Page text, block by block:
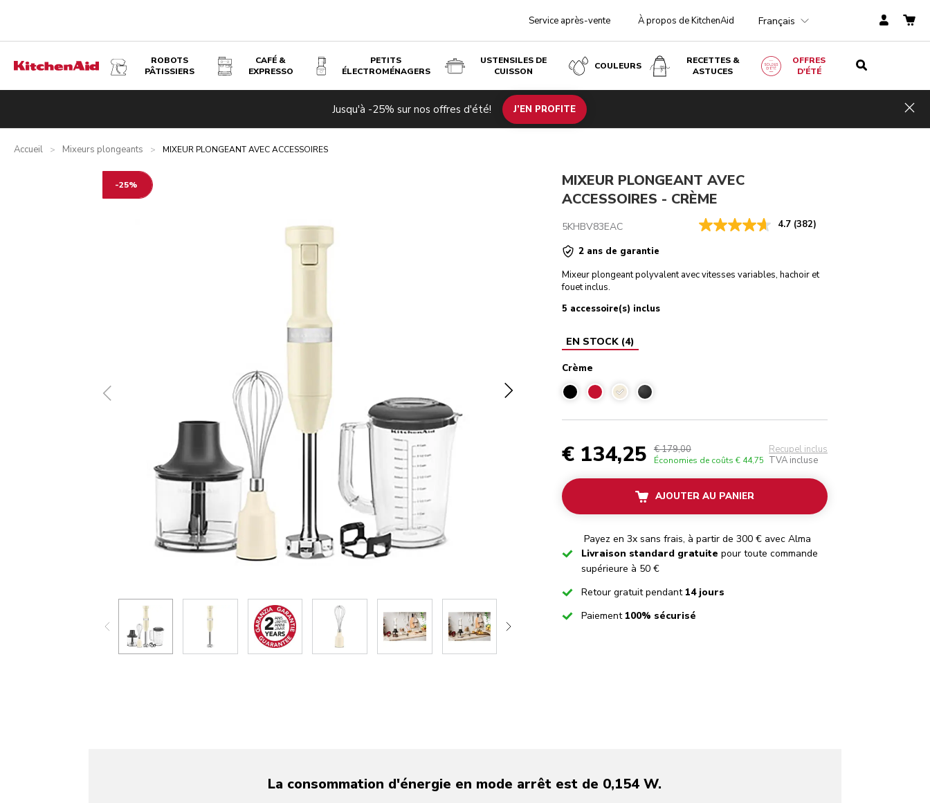
Service après-vente À propos de KitchenAid Français
ROBOTS
PÂTISSIERS
CAFÉ &
EXPRESSO
PETITS
ÉLECTROMÉNAGERS
USTENSILES DE
CUISSON
COULEURS
RECETTES &
ASTUCES
OFFRES
D'ÉTÉ
Jusqu'à -25% sur nos offres d'été! J’EN PROFITE
Accueil > Mixeurs plongeants > MIXEUR PLONGEANT AVEC ACCESSOIRES
Inspiration Caractéristiques techniques Avis
Crème
€ 179,00
-25%
MIXEUR PLONGEANT AVEC
ACCESSOIRES - CRÈME
5KHBV83EAC 4.7 (382)
2 ans de garantie
Mixeur plongeant polyvalent avec vitesses variables, hachoir et
fouet inclus.
5 accessoire(s) inclus
EN STOCK(4)
Crème
Crème
€ 134,25 € 179,00
Économies de coûts € 44,75
Recupel inclus
TVA incluse
AJOUTER AU PANIER
Payez en 3x sans frais, à partir de 300 € avec Alma
CheckedLivraison standard gratuite pour toute commande
supérieure à 50 €
CheckedRetour gratuit pendant 14 jours
CheckedPaiement 100% sécurisé
La consommation d'énergie en mode arrêt est de 0,154 W.